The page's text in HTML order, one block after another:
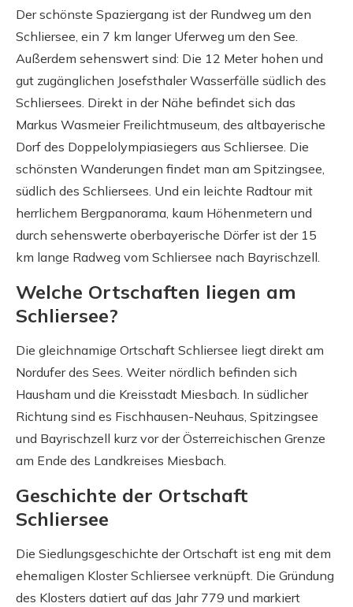
Der schönste Spaziergang ist der Rundweg um den
Schliersee, ein 7 km langer Uferweg um den See.
Außerdem sehenswert sind: Die 12 Meter hohen und
gut zugänglichen Josefsthaler Wasserfälle südlich des
Schliersees. Direkt in der Nähe befindet sich das
Markus Wasmeier Freilichtmuseum, des altbayerische
Dorf des Doppelolympiasiegers aus Schliersee. Die
schönsten Wanderungen findet man am Spitzingsee,
südlich des Schliersees. Und ein leichte Radtour mit
herrlichem Bergpanorama, kaum Höhenmetern und
durch sehenswerte oberbayerische Dörfer ist der 15
km lange Radweg vom Schliersee nach Bayrischzell.
Welche Ortschaften liegen am
Schliersee?
Die gleichnamige Ortschaft Schliersee liegt direkt am
Nordufer des Sees. Weiter nördlich befinden sich
Hausham und die Kreisstadt Miesbach. In südlicher
Richtung sind es Fischhausen-Neuhaus, Spitzingsee
und Bayrischzell kurz vor der Österreichischen Grenze
am Ende des Landkreises Miesbach.
Geschichte der Ortschaft
Schliersee
Die Siedlungsgeschichte der Ortschaft ist eng mit dem
ehemaligen Kloster Schliersee verknüpft. Die Gründung
des Klosters datiert auf das Jahr 779 und markiert